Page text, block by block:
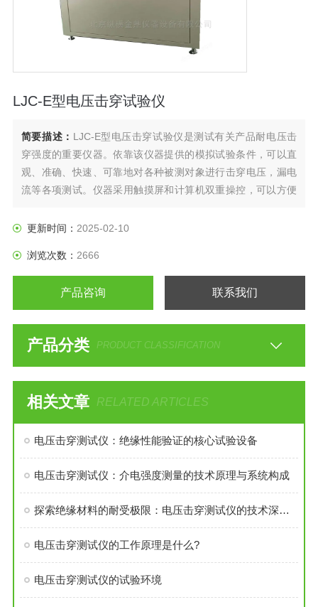
LJC-E型电压击穿试验仪
简要描述： LJC-E型电压击穿试验仪是测试有关产品耐电压击
穿强度的重要仪器。依靠该仪器提供的模拟试验条件，可以直
观、准确、快速、可靠地对各种被测对象进行击穿电压，漏电
流等各项测试。仪器采用触摸屏和计算机双重操控，可以方便
更新时间： 2025-02-10
浏览次数： 2666
产品咨询 联系我们
产品分类 PRODUCT CLASSIFICATION
相关文章 RELATED ARTICLES
电压击穿测试仪：绝缘性能验证的核心试验设备
电压击穿测试仪：介电强度测量的技术原理与系统构成
探索绝缘材料的耐受极限：电压击穿测试仪的技术深度解析
电压击穿测试仪的工作原理是什么?
电压击穿测试仪的试验环境